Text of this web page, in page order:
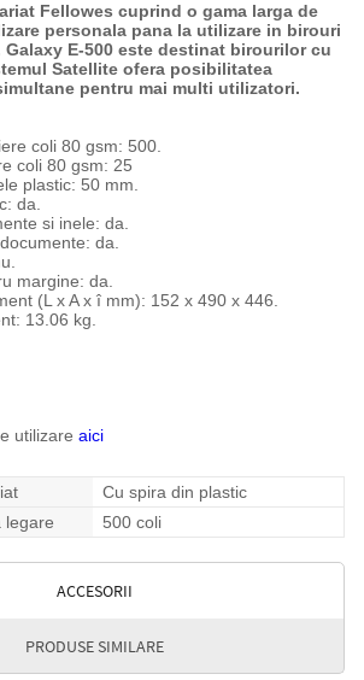
Fellowes cuprind o gama larga de
personala pana la utilizare in birouri
E-500 este destinat birourilor cu
Satellite ofera posibilitatea
pentru mai multi utilizatori.
coli 80 gsm: 500.
coli 80 gsm: 25
plastic: 50 mm.
da.
si inele: da.
da.
margine: da.
(L x A x î mm): 152 x 490 x 446.
13.06 kg.
utilizare aici
Cu spira din plastic
legare
500 coli
ACCESORII
PRODUSE SIMILARE